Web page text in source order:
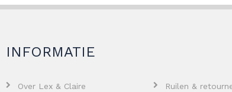
INFORMATIE
Over Lex & Claire Ruilen &